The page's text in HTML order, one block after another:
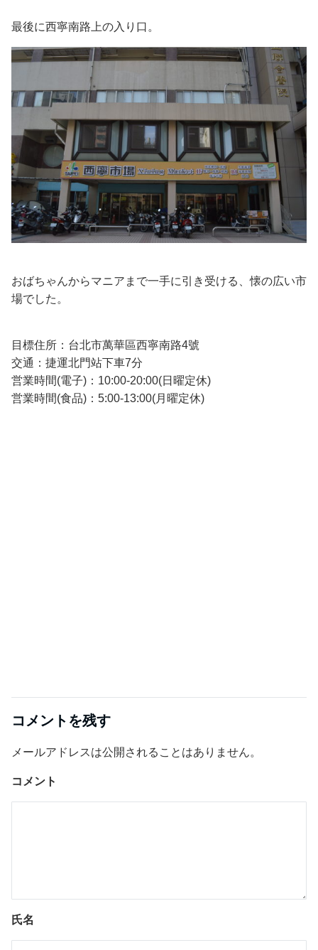
最後に西寧南路上の入り口。
おばちゃんからマニアまで一手に引き受ける、懐の広い市
場でした。
目標住所：台北市萬華區西寧南路4號
交通：捷運北門站下車7分
営業時間(電子)：10:00-20:00(日曜定休)
営業時間(食品)：5:00-13:00(月曜定休)
コメントを残す
メールアドレスは公開されることはありません。
コメント
氏名